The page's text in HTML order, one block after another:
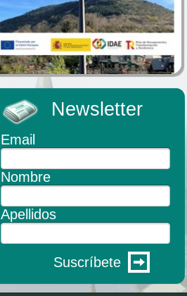
Newsletter
Email
Nombre
Apellidos
Suscríbete